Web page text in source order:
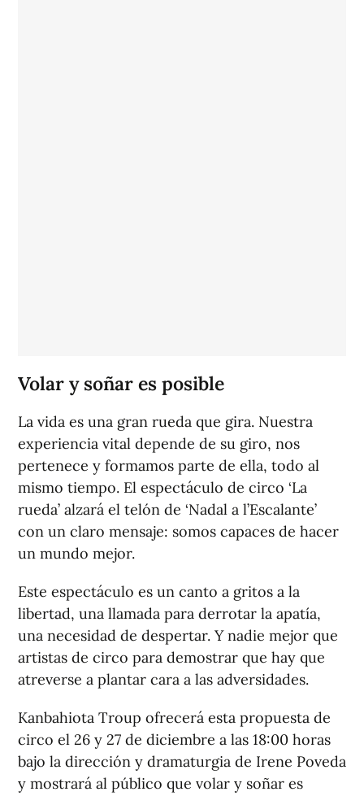
Volar y soñar es posible
La vida es una gran rueda que gira. Nuestra
experiencia vital depende de su giro, nos
pertenece y formamos parte de ella, todo al
mismo tiempo. El espectáculo de circo ‘La
rueda’ alzará el telón de ‘Nadal a l’Escalante’
con un claro mensaje: somos capaces de hacer
un mundo mejor.
Este espectáculo es un canto a gritos a la
libertad, una llamada para derrotar la apatía,
una necesidad de despertar. Y nadie mejor que
artistas de circo para demostrar que hay que
atreverse a plantar cara a las adversidades.
Kanbahiota Troup ofrecerá esta propuesta de
circo el 26 y 27 de diciembre a las 18:00 horas
bajo la dirección y dramaturgia de Irene Poveda
y mostrará al público que volar y soñar es